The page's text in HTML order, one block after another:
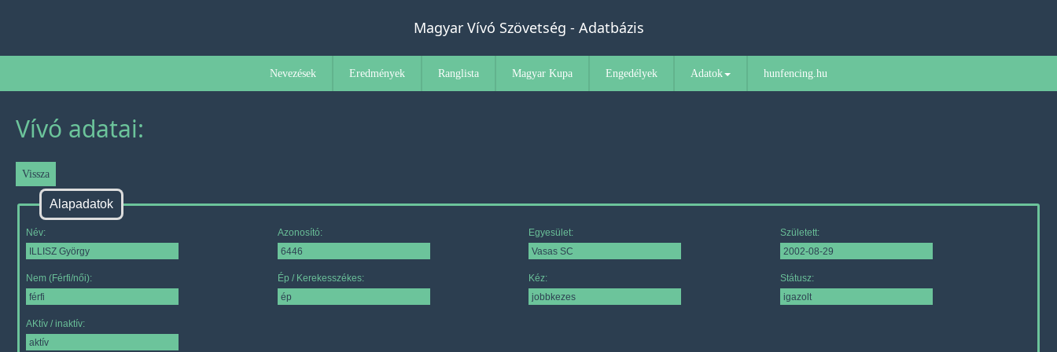
Magyar Vívó Szövetség - Adatbázis
Nevezések Eredmények Ranglista Magyar Kupa Engedélyek Adatok hunfencing.hu
Vívó adatai:
Alapadatok
Név: Azonosító: Egyesület: Született:
Nem (Férfi/női): Ép / Kerekesszékes: Kéz: Státusz:
AKtív / inaktív: